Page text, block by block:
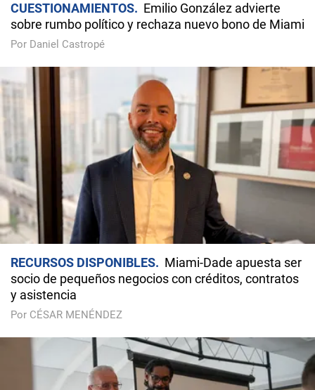
CUESTIONAMIENTOS
Emilio González advierte
sobre rumbo político y rechaza nuevo bono de Miami
Por Daniel Castropé
RECURSOS DISPONIBLES
Miami-Dade apuesta ser
socio de pequeños negocios con créditos, contratos
y asistencia
Por CÉSAR MENÉNDEZ